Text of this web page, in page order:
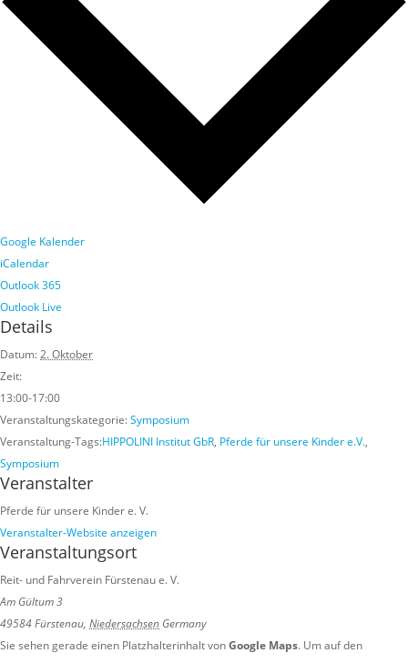
Google Kalender
iCalendar
Outlook 365
Outlook Live
Details
Datum:2. Oktober
Zeit:
13:00-17:00
Veranstaltungskategorie:Symposium
Veranstaltung-Tags:HIPPOLINI Institut GbR, Pferde für unsere Kinder e.V.,
Symposium
Veranstalter
Pferde für unsere Kinder e. V.
Veranstalter-Website anzeigen
Veranstaltungsort
Reit- und Fahrverein Fürstenau e. V.
Am Gültum 3
49584 Fürstenau, Niedersachsen Germany
Sie sehen gerade einen Platzhalterinhalt vonGoogle Maps. Um auf den